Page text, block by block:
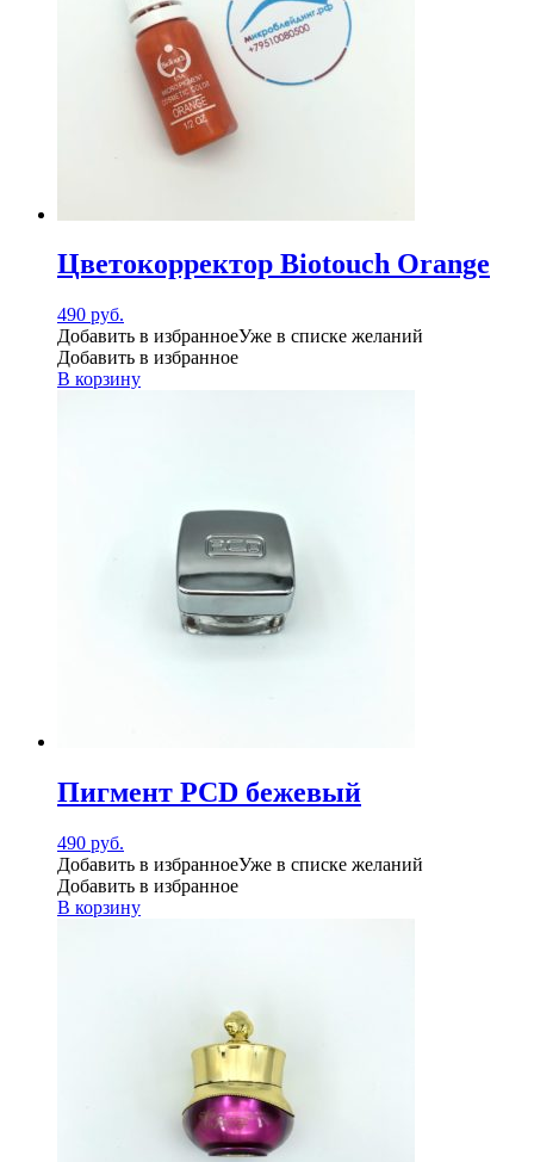
Цветокорректор Biotouch Orange
490 руб.
Добавить в избранноеУже в списке желаний
Добавить в избранное
В корзину
Пигмент PCD бежевый
490 руб.
Добавить в избранноеУже в списке желаний
Добавить в избранное
В корзину